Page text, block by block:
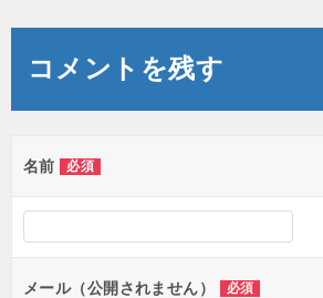
コメントを残す
名前 必須
メール（公開されません） 必須